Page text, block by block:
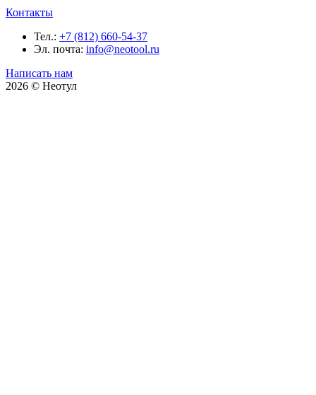
Контакты
Тел.: +7 (812) 660-54-37
Эл. почта: info@neotool.ru
Написать нам
2026 © Неотул